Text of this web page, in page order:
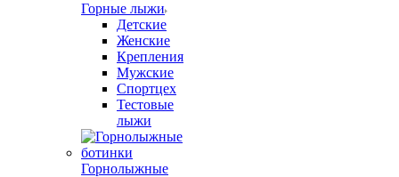
Горные лыжи
Детские
Женские
Крепления
Мужские
Спортцех
Тестовые
лыжи
Горнолыжные